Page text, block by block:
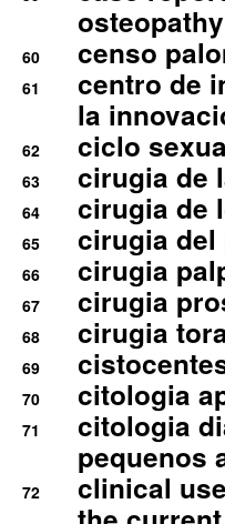
osteopathy
60 censo
61
centro de
la
62 ciclo
63 cirugia de
64 cirugia de
65 cirugia del
66 cirugia
67 cirugia
68 cirugia
69
70 citologia
71
citologia
pequenos
72
clinical